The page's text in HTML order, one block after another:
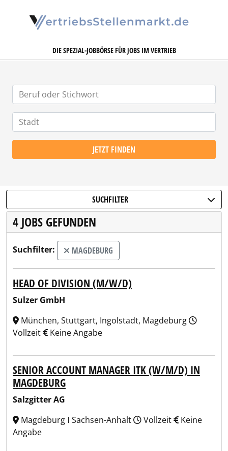
DIE SPEZIAL-JOBBÖRSE FÜR JOBS IM VERTRIEB
JETZT FINDEN
SUCHFILTER
4 JOBS GEFUNDEN
Suchfilter: MAGDEBURG
HEAD OF DIVISION (M/W/D)
Sulzer GmbH
München, Stuttgart, Ingolstadt, Magdeburg
Vollzeit
Keine Angabe
SENIOR ACCOUNT MANAGER ITK (W/M/D) IN
MAGDEBURG
Salzgitter AG
Magdeburg ǀ Sachsen-Anhalt
Vollzeit
Keine
Angabe